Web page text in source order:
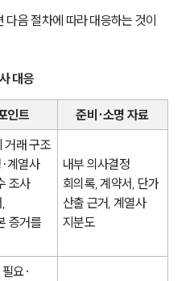
음 절차에 따라 대응하는 것이
대응
인트 준비·소명 자료
거래 구조
계열사
조사
증거를
내부 의사결정
회의록, 계약서, 단가
산출 근거, 계열사
지분도
요·